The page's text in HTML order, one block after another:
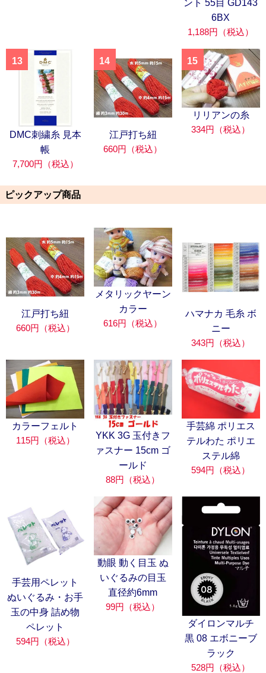
ント 55目 GD143
6BX
1,188円（税込）
13
DMC刺繍糸 見本
帳
7,700円（税込）
14
江戸打ち紐
660円（税込）
15
リリアンの糸
334円（税込）
ピックアップ商品
江戸打ち紐
660円（税込）
メタリックヤーン
カラー
616円（税込）
ハマナカ 毛糸 ボ
ニー
343円（税込）
カラーフェルト
115円（税込）
YKK 3G 玉付きフ
ァスナー 15cm ゴ
ールド
88円（税込）
手芸綿 ポリエス
テルわた ポリエ
ステル綿
594円（税込）
手芸用ペレット
ぬいぐるみ・お手
玉の中身 詰め物
ペレット
594円（税込）
動眼 動く目玉 ぬ
いぐるみの目玉
直径約6mm
99円（税込）
ダイロンマルチ
黒 08 エボニーブ
ラック
528円（税込）